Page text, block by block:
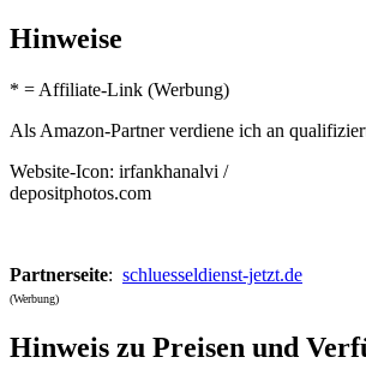
Hinweise
* = Affiliate-Link (Werbung)
Als Amazon-Partner verdiene ich an
Website-Icon: irfankhanalvi /
depositphotos.com
Partnerseite: schluesseldienst-jetzt.de
(Werbung)
Hinweis zu Preisen und